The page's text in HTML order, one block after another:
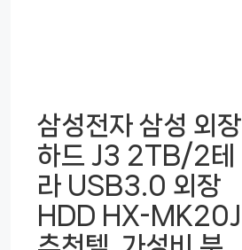
삼성전자 삼성 외장
하드 J3 2TB/2테
라 USB3.0 외장
HDD HX-MK20J